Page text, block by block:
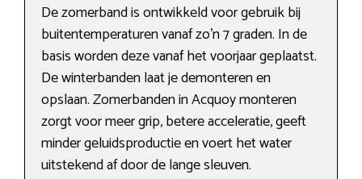
De zomerband is ontwikkeld voor gebruik bij
buitentemperaturen vanaf zo’n 7 graden. In de
basis worden deze vanaf het voorjaar geplaatst.
De winterbanden laat je demonteren en
opslaan. Zomerbanden in Acquoy monteren
zorgt voor meer grip, betere acceleratie, geeft
minder geluidsproductie en voert het water
uitstekend af door de lange sleuven.